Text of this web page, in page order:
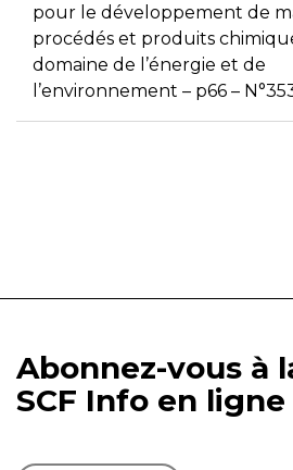
pour le développement de
procédés et produits
domaine de l’énergie et de
l’environnement – p66 –
Abonnez-vous à
SCF Info en ligne